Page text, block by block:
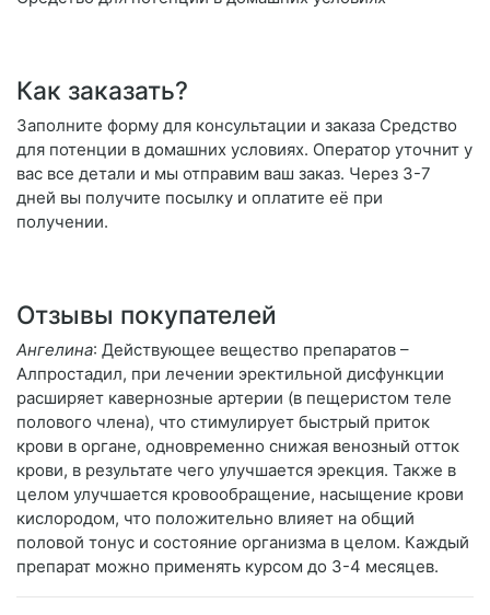
Как заказать?
Заполните форму для консультации и заказа Средство
для потенции в домашних условиях. Оператор уточнит у
вас все детали и мы отправим ваш заказ. Через 3-7
дней вы получите посылку и оплатите её при
получении.
Отзывы покупателей
Ангелина: Действующее вещество препаратов –
Алпростадил, при лечении эректильной дисфункции
расширяет кавернозные артерии (в пещеристом теле
полового члена), что стимулирует быстрый приток
крови в органе, одновременно снижая венозный отток
крови, в результате чего улучшается эрекция. Также в
целом улучшается кровообращение, насыщение крови
кислородом, что положительно влияет на общий
половой тонус и состояние организма в целом. Каждый
препарат можно применять курсом до 3-4 месяцев.